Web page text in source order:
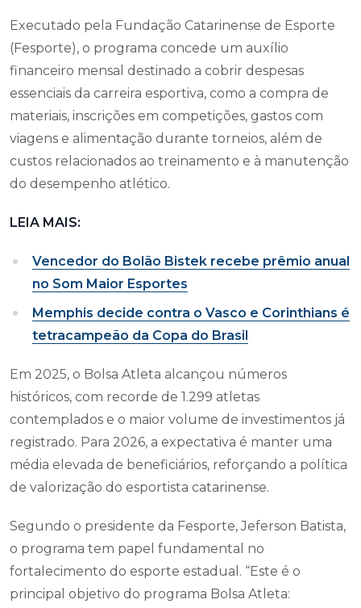
Executado pela Fundação Catarinense de Esporte
(Fesporte), o programa concede um auxílio
financeiro mensal destinado a cobrir despesas
essenciais da carreira esportiva, como a compra de
materiais, inscrições em competições, gastos com
viagens e alimentação durante torneios, além de
custos relacionados ao treinamento e à manutenção
do desempenho atlético.
LEIA MAIS:
Vencedor do Bolão Bistek recebe prêmio anual
no Som Maior Esportes
Memphis decide contra o Vasco e Corinthians é
tetracampeão da Copa do Brasil
Em 2025, o Bolsa Atleta alcançou números
históricos, com recorde de 1.299 atletas
contemplados e o maior volume de investimentos já
registrado. Para 2026, a expectativa é manter uma
média elevada de beneficiários, reforçando a política
de valorização do esportista catarinense.
Segundo o presidente da Fesporte, Jeferson Batista,
o programa tem papel fundamental no
fortalecimento do esporte estadual. “Este é o
principal objetivo do programa Bolsa Atleta: